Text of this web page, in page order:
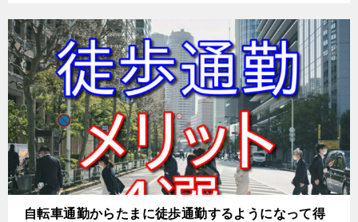
自転車通勤からたまに徒歩通勤するようになって得